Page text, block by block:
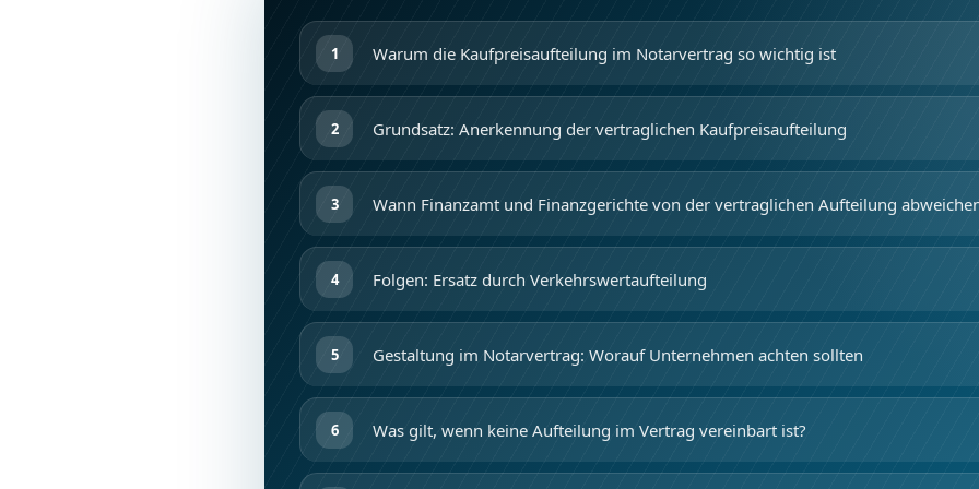
Warum die Kaufpreisaufteilung im Notarvertrag so wichtig ist
Grundsatz: Anerkennung der vertraglichen Kaufpreisaufteilung
Wann Finanzamt und Finanzgerichte von der vertraglichen Aufteilung
Folgen: Ersatz durch Verkehrswertaufteilung
Gestaltung im Notarvertrag: Worauf Unternehmen achten sollten
Was gilt, wenn keine Aufteilung im Vertrag vereinbart ist?